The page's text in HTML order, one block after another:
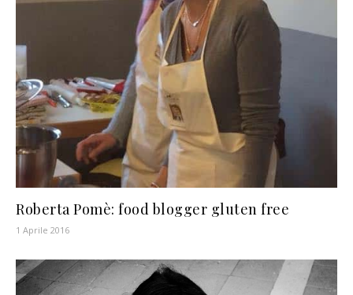
Roberta Pomè: food blogger gluten free
1 Aprile 2016